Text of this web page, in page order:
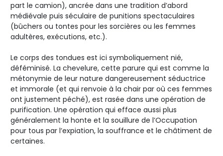
part le camion), ancrée dans une tradition d’abord
médiévale puis séculaire de punitions spectaculaires
(bûchers ou tontes pour les sorcières ou les femmes
adultères, exécutions, etc.).
Le corps des tondues est ici symboliquement nié,
déféminisé. La chevelure, cette parure qui est comme la
métonymie de leur nature dangereusement séductrice
et immorale (et qui renvoie à la chair par où ces femmes
ont justement péché), est rasée dans une opération de
purification. Une opération qui efface aussi plus
généralement la honte et la souillure de l’Occupation
pour tous par l’expiation, la souffrance et le châtiment de
certaines.